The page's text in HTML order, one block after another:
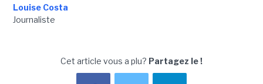
Louise Costa
Journaliste
Cet article vous a plu? Partagez le !